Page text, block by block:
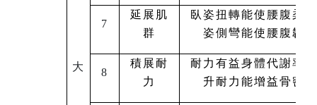
大
7
延展肌
群
臥姿扭轉能使腰腹柔
姿側彎能使腰腹韌。
8
積展耐
力
耐力有益身體代謝率
升耐力能增益骨密。